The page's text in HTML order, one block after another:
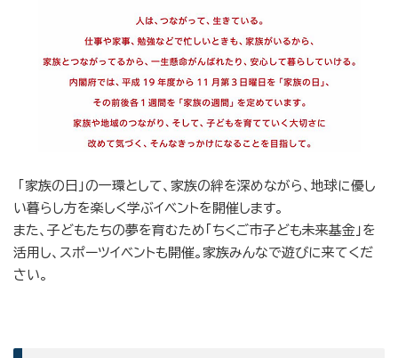
「家族の日」の一環として、家族の絆を深めながら、地球に優し
い暮らし方を楽しく学ぶイベントを開催します。
また、子どもたちの夢を育むため「ちくご市子ども未来基金」を
活用し、スポーツイベントも開催。家族みんなで遊びに来てくだ
さい。